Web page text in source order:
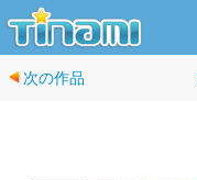
次の作品